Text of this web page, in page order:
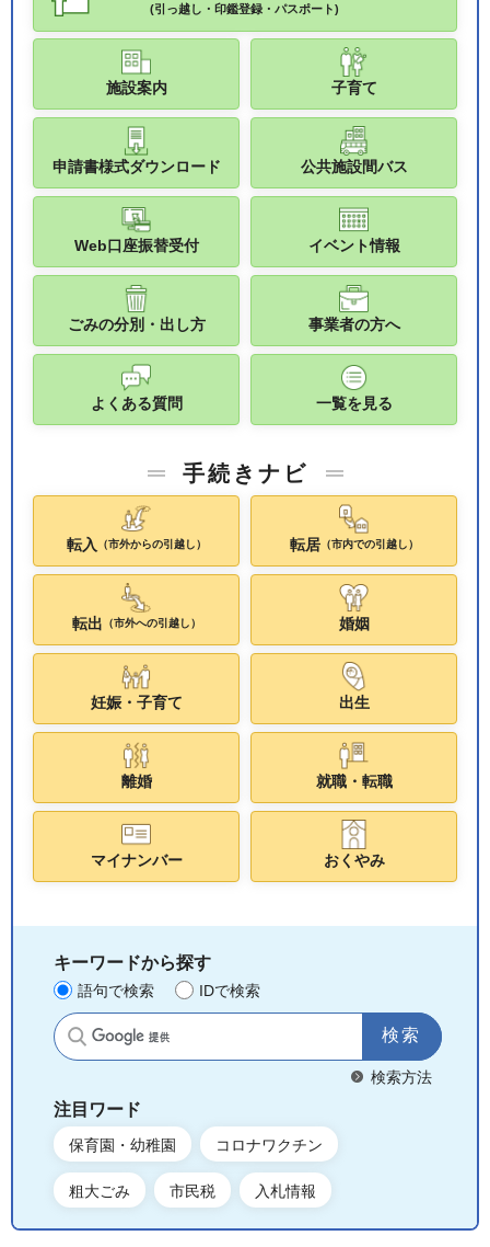
(引っ越し・印鑑登録・パスポート)
施設案内 子育て
申請書様式ダウンロード 公共施設間バス
Web口座振替受付 イベント情報
ごみの分別・出し方 事業者の方へ
よくある質問 一覧を見る
手続きナビ
転入 （市外からの引越し） 転居（市内での引越し）
転出 （市外への引越し） 婚姻
妊娠・子育て 出生
離婚 就職・転職
マイナンバー おくやみ
キーワードから探す
語句で検索 IDで検索
サイト内検索
検索方法
注目ワード
保育園・幼稚園 コロナワクチン
粗大ごみ 市民税 入札情報